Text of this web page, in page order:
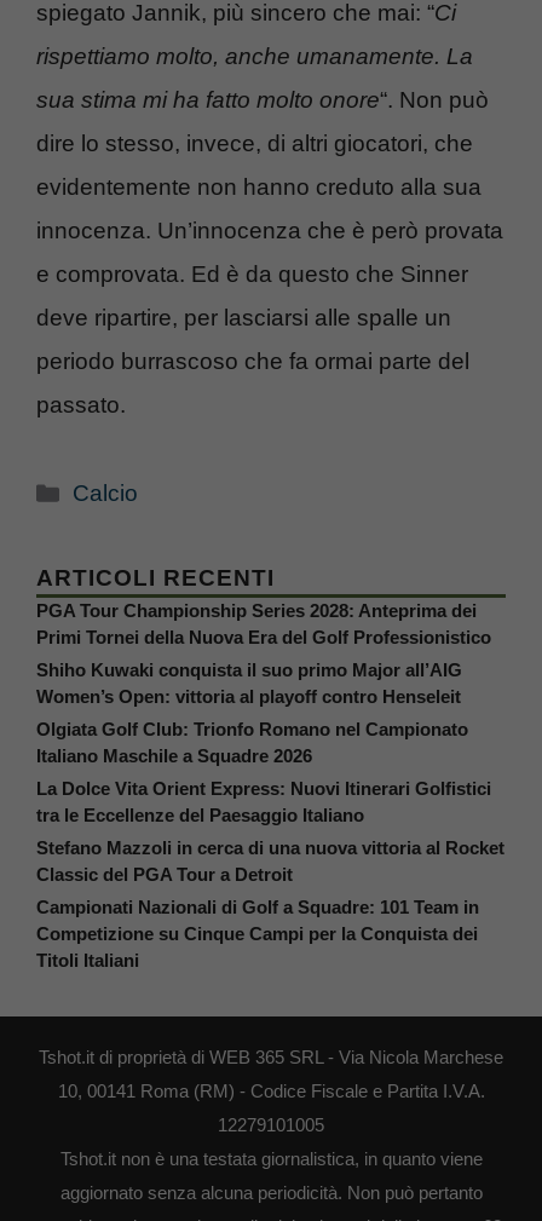
spiegato Jannik, più sincero che mai: “Ci
rispettiamo molto, anche umanamente. La
sua stima mi ha fatto molto onore“. Non può
dire lo stesso, invece, di altri giocatori, che
evidentemente non hanno creduto alla sua
innocenza. Un’innocenza che è però provata
e comprovata. Ed è da questo che Sinner
deve ripartire, per lasciarsi alle spalle un
periodo burrascoso che fa ormai parte del
passato.
Categorie
Calcio
ARTICOLI RECENTI
PGA Tour Championship Series 2028: Anteprima dei
Primi Tornei della Nuova Era del Golf Professionistico
Shiho Kuwaki conquista il suo primo Major all’AIG
Women’s Open: vittoria al playoff contro Henseleit
Olgiata Golf Club: Trionfo Romano nel Campionato
Italiano Maschile a Squadre 2026
La Dolce Vita Orient Express: Nuovi Itinerari Golfistici
tra le Eccellenze del Paesaggio Italiano
Stefano Mazzoli in cerca di una nuova vittoria al Rocket
Classic del PGA Tour a Detroit
Campionati Nazionali di Golf a Squadre: 101 Team in
Competizione su Cinque Campi per la Conquista dei
Titoli Italiani
Tshot.it di proprietà di WEB 365 SRL - Via Nicola Marchese
10, 00141 Roma (RM) - Codice Fiscale e Partita I.V.A.
12279101005
Tshot.it non è una testata giornalistica, in quanto viene
aggiornato senza alcuna periodicità. Non può pertanto